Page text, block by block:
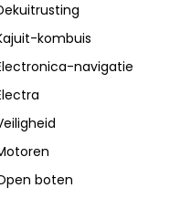
kombuis
navigatie
boten